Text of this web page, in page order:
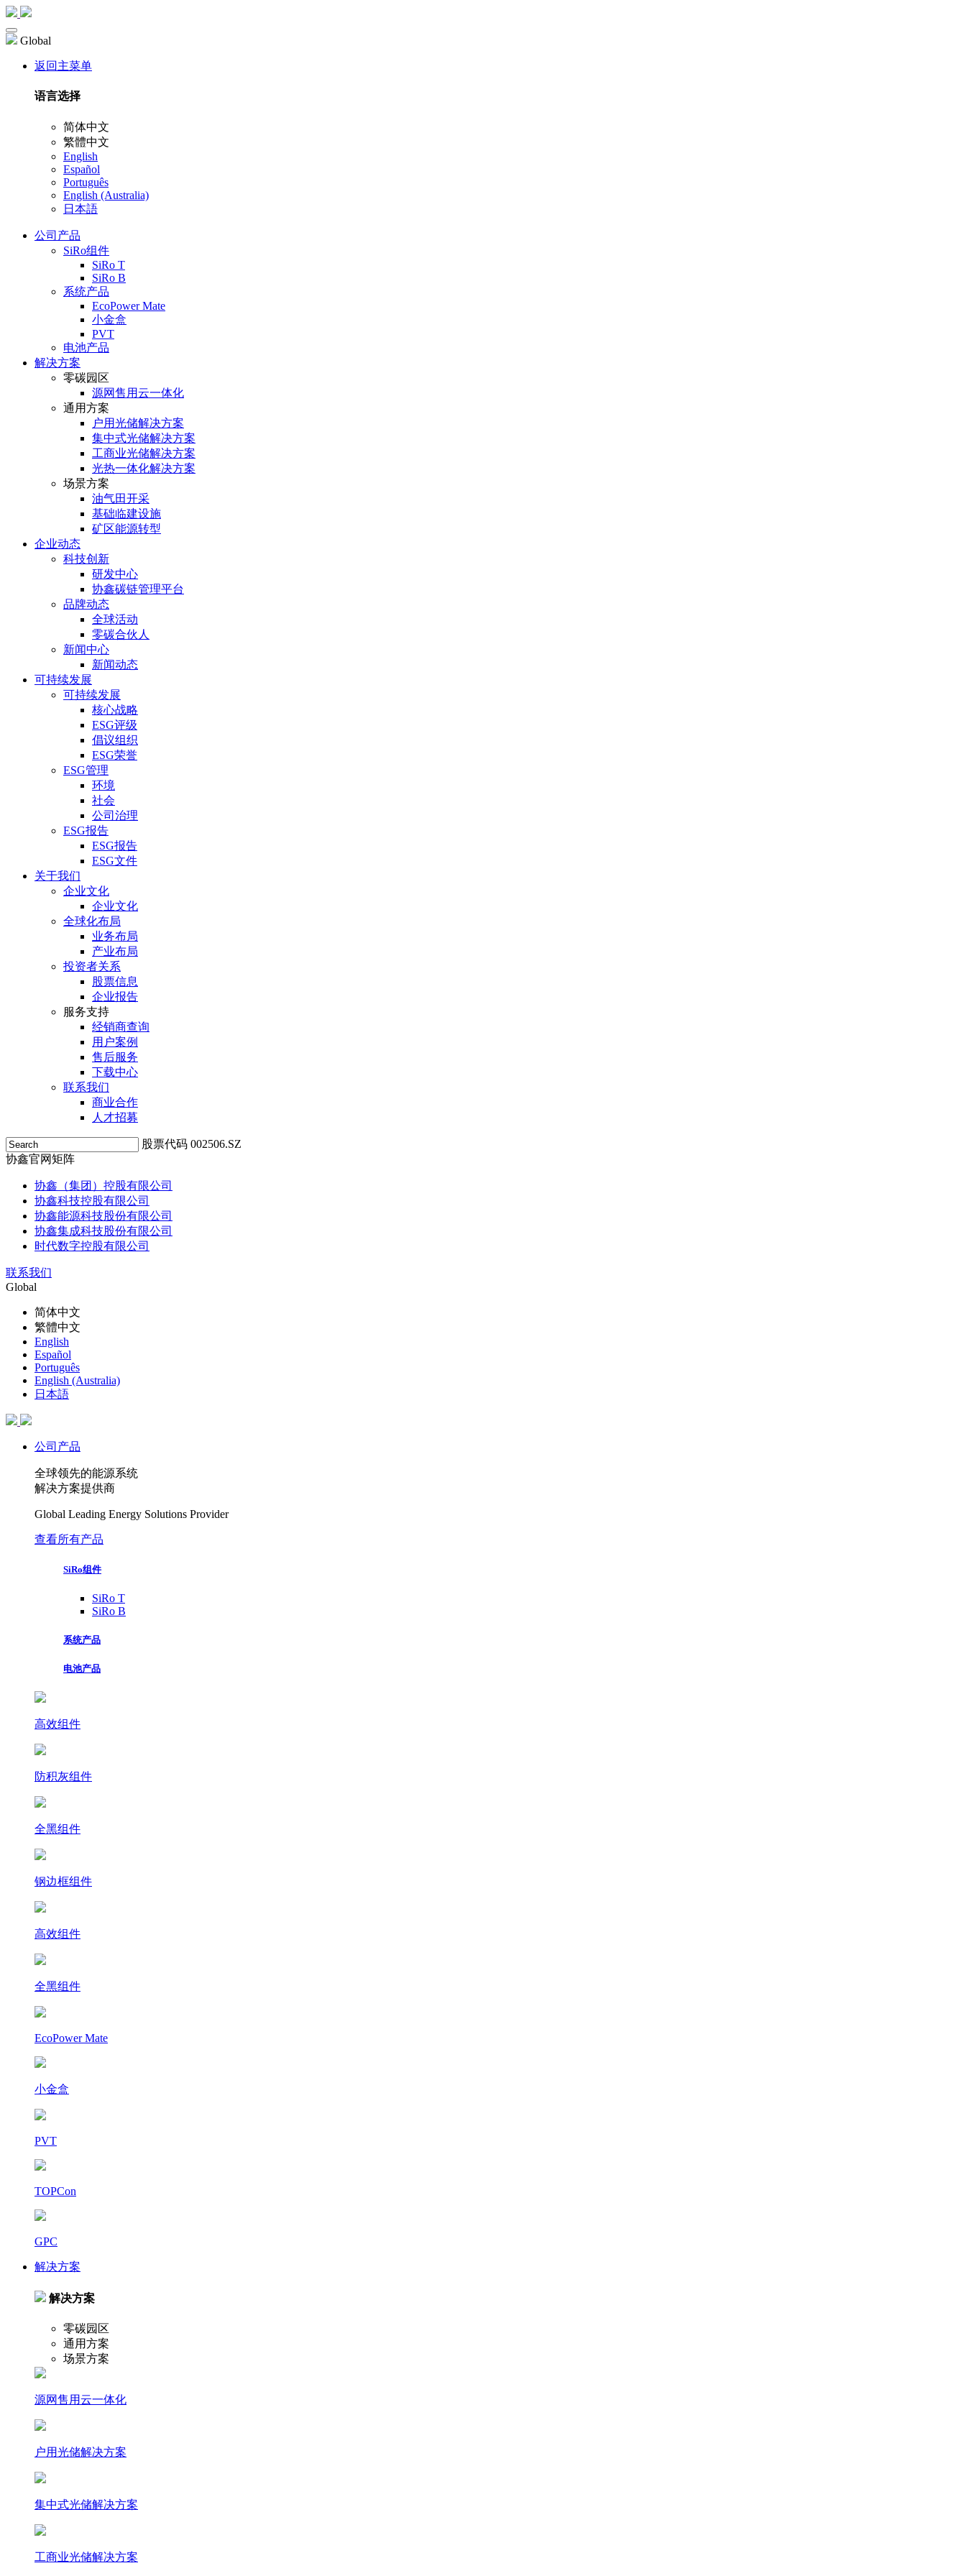
Global
返回主菜单
语言选择
简体中文
繁體中文
English
Español
Português
English (Australia)
日本語
公司产品
SiRo组件
SiRo T
SiRo B
系统产品
EcoPower Mate
小金盒
PVT
电池产品
解决方案
零碳园区
源网售用云一体化
通用方案
户⽤光储解决⽅案
集中式光储解决⽅案
⼯商业光储解决⽅案
光热⼀体化解决⽅案
场景方案
油气田开采
基础临建设施
矿区能源转型
企业动态
科技创新
研发中心
协鑫碳链管理平台
品牌动态
全球活动
零碳合伙人
新闻中心
新闻动态
可持续发展
可持续发展
核心战略
ESG评级
倡议组织
ESG荣誉
ESG管理
环境
社会
公司治理
ESG报告
ESG报告
ESG文件
关于我们
企业文化
企业文化
全球化布局
业务布局
产业布局
投资者关系
股票信息
企业报告
服务支持
经销商查询
用户案例
售后服务
下载中心
联系我们
商业合作
人才招募
股票代码 002506.SZ
协鑫官网矩阵
协鑫（集团）控股有限公司
协鑫科技控股有限公司
协鑫能源科技股份有限公司
协鑫集成科技股份有限公司
时代数字控股有限公司
联系我们
Global
简体中文
繁體中文
English
Español
Português
English (Australia)
日本語
公司产品
全球领先的能源系统
解决方案提供商
Global Leading Energy Solutions Provider
查看所有产品
SiRo组件
SiRo T
SiRo B
系统产品
电池产品
高效组件
防积灰组件
全黑组件
钢边框组件
高效组件
全黑组件
EcoPower Mate
小金盒
PVT
TOPCon
GPC
解决方案
解决方案
零碳园区
通用方案
场景方案
源网售用云一体化
户⽤光储解决⽅案
集中式光储解决⽅案
⼯商业光储解决⽅案